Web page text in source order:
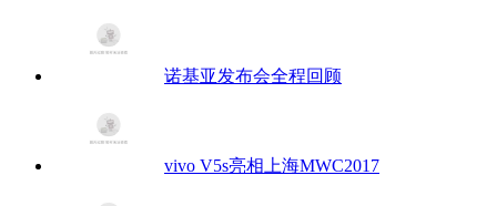
诺基亚发布会全程回顾
vivo V5s亮相上海MWC2017